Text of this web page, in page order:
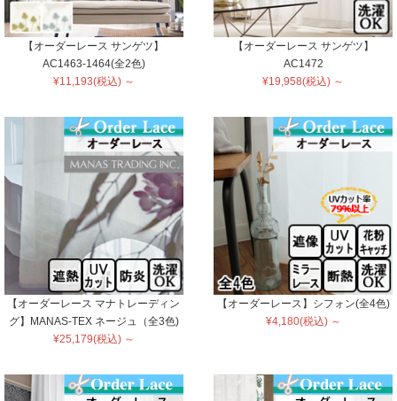
【オーダーレース サンゲツ】
AC1463-1464(全2色)
¥11,193(税込) ～
【オーダーレース サンゲツ】
AC1472
¥19,958(税込) ～
【オーダーレース マナトレーディン
グ】MANAS-TEX ネージュ（全3色)
¥25,179(税込) ～
【オーダーレース】シフォン(全4色)
¥4,180(税込) ～